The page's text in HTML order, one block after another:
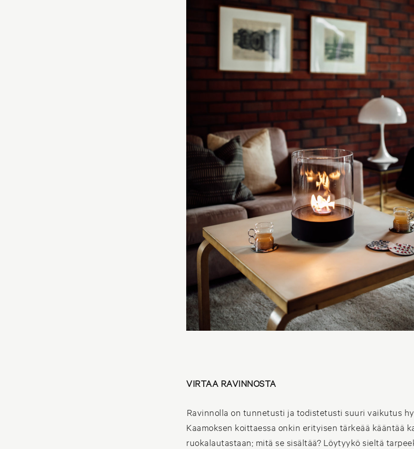
VIRTAA RAVINNOSTA
Ravinnolla on tunnetusti ja todistetusti suuri vaikutus
Kaamoksen koittaessa onkin erityisen tärkeää kääntää
ruokalautastaan; mitä se sisältää? Löytyykö sieltä